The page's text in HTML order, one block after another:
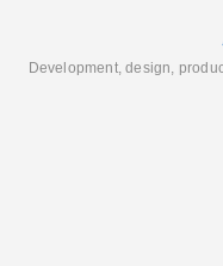
Development, design,